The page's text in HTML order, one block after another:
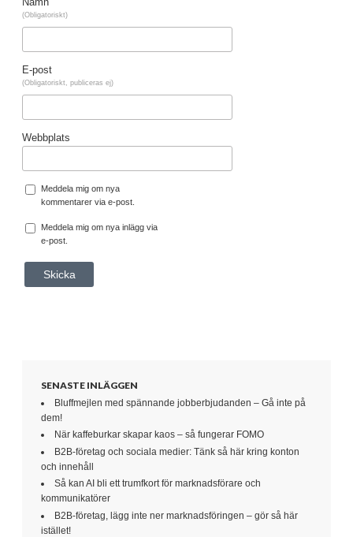
Namn
(Obligatoriskt)
E-post
(Obligatoriskt, publiceras ej)
Webbplats
Meddela mig om nya
kommentarer via e-post.
Meddela mig om nya inlägg via
e-post.
SENASTE INLÄGGEN
Bluffmejlen med spännande jobberbjudanden – Gå inte på
dem!
När kaffeburkar skapar kaos – så fungerar FOMO
B2B-företag och sociala medier: Tänk så här kring konton
och innehåll
Så kan AI bli ett trumfkort för marknadsförare och
kommunikatörer
B2B-företag, lägg inte ner marknadsföringen – gör så här
istället!